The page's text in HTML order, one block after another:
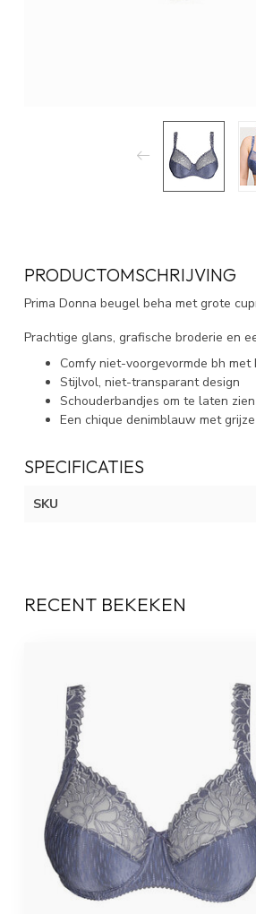
PRODUCTOMSCHRIJVING
Prima Donna beugel beha met grote
Prachtige glans, grafische broderie en
Comfy niet-voorgevormde bh met
Stijlvol, niet-transparant design
Schouderbandjes om te laten zien
Een chique denimblauw met
SPECIFICATIES
SKU
RECENT BEKEKEN